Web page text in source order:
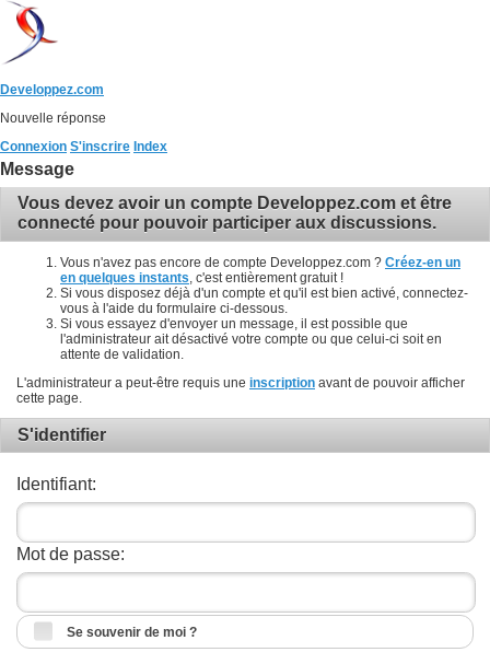
Developpez.com
Nouvelle réponse
Connexion S'inscrire Index
Message
Vous devez avoir un compte Developpez.com et être
connecté pour pouvoir participer aux discussions.
Vous n'avez pas encore de compte Developpez.com ? Créez-en un
en quelques instants , c'est entièrement gratuit !
Si vous disposez déjà d'un compte et qu'il est bien activé, connectez-
vous à l'aide du formulaire ci-dessous.
Si vous essayez d'envoyer un message, il est possible que
l'administrateur ait désactivé votre compte ou que celui-ci soit en
attente de validation.
L'administrateur a peut-être requis une inscription avant de pouvoir afficher
cette page.
S'identifier
Identifiant:
Mot de passe:
Se souvenir de moi ?